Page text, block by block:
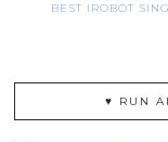
BEST IROBOT
♥ RUN